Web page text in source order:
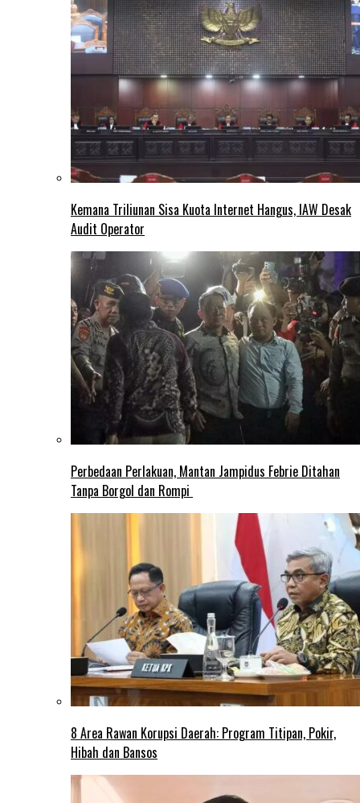
Kemana Triliunan Sisa Kuota Internet Hangus, IAW Desak
Audit Operator
Perbedaan Perlakuan, Mantan Jampidus Febrie Ditahan
Tanpa Borgol dan Rompi
8 Area Rawan Korupsi Daerah: Program Titipan, Pokir,
Hibah dan Bansos